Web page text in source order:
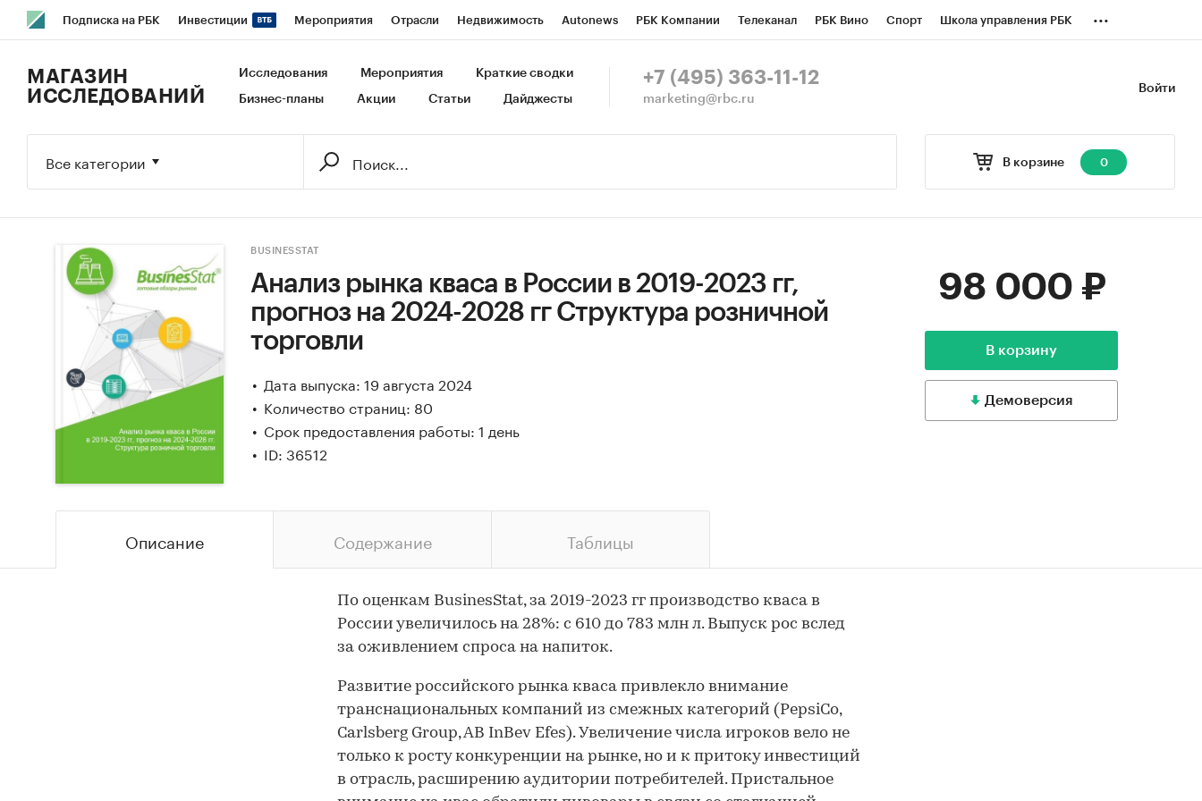
Подписка на РБК Инвестиции Мероприятия Отрасли Недвижимость Autonews РБК Компании Телеканал РБК Вино Спорт Школа управления РБК
Исследования Кредитные рейтинги Франшизы Газета Спецпроекты СПб Конференции СПб Спецпроекты
...
Войти
МАГАЗИН
ИССЛЕДОВАНИЙ
Исследования Мероприятия Краткие сводки
Бизнес-планы Акции Статьи Дайджесты
+7 (495) 363-11-12
marketing@rbc.ru
В корзине 0
Все категории
BUSINESSTAT
Анализ рынка кваса в России в 2019-2023 гг,
прогноз на 2024-2028 гг Структура розничной
торговли
Дата выпуска: 19 августа 2024
Количество страниц: 80
Срок предоставления работы: 1 день
ID: 36512
98 000 ₽
В корзину
Демоверсия
Описание Содержание Таблицы
По оценкам BusinesStat, за 2019-2023 гг производство кваса в
России увеличилось на 28%: с 610 до 783 млн л. Выпуск рос вслед
за оживлением спроса на напиток.
Развитие российского рынка кваса привлекло внимание
транснациональных компаний из смежных категорий (PepsiCo,
Carlsberg Group, AB InBev Efes). Увеличение числа игроков вело не
только к росту конкуренции на рынке, но и к притоку инвестиций
в отрасль, расширению аудитории потребителей. Пристальное